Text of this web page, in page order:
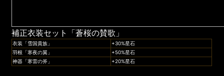
補正衣装セット「蒼桜の賛歌」
衣装「雪国貴族」
+30%星石
羽根「寒夜の翼」
+50%星石
神器「寒雷の斧」
+20%星石